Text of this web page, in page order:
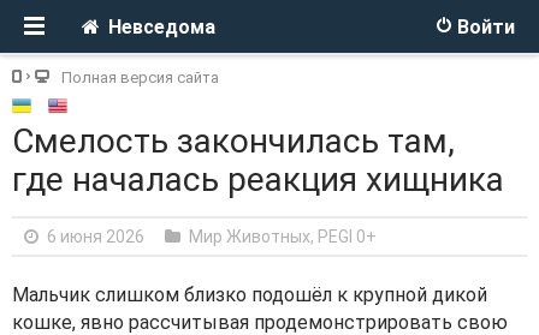
Войти
Невседома
Полная версия сайта
Смелость закончилась там,
где началась реакция хищника
6 июня 2026 Мир Животных, PEGI 0+
Мальчик слишком близко подошёл к крупной дикой
кошке, явно рассчитывая продемонстрировать свою